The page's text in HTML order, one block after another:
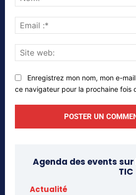
Enregistrez mon nom, mon e-
ce navigateur pour la prochaine fois
Agenda des events
TIC
Actualité